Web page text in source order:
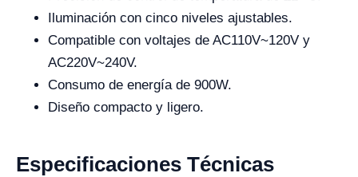
Iluminación con cinco niveles ajustables.
Compatible con voltajes de AC110V~120V y
AC220V~240V.
Consumo de energía de 900W.
Diseño compacto y ligero.
Especificaciones Técnicas